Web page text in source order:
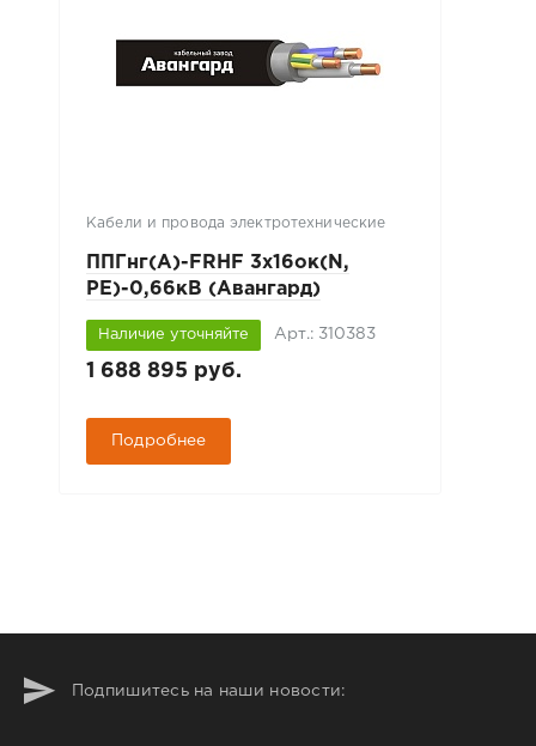
Кабели и провода электротехнические
ППГнг(А)-FRHF 3х16ок(N,
PE)-0,66кВ (Авангард)
Наличие уточняйте Арт.: 310383
1 688 895 руб.
Подробнее
Подпишитесь на наши новости: